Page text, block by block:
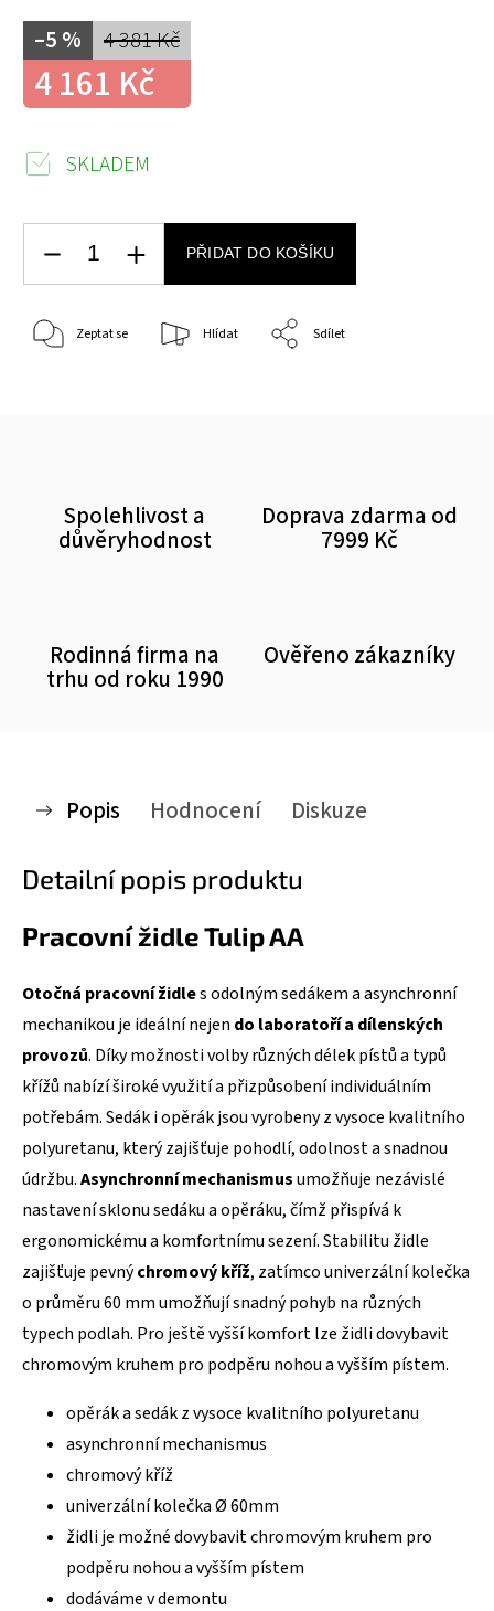
4 381 Kč
–5 %
4 161 Kč
SKLADEM
PŘIDAT DO KOŠÍKU
Zeptat se Hlídat Sdílet
Spolehlivost a
důvěryhodnost
Doprava zdarma od
7999 Kč
Rodinná firma na
trhu od roku 1990
Ověřeno zákazníky
Popis Hodnocení Diskuze
Detailní popis produktu
Pracovní židle Tulip AA
Otočná pracovní židles odolným sedákem a asynchronní
mechanikou je ideální nejen do laboratoří a dílenských
provozů. Díky možnosti volby různých délek pístů a typů
křížů nabízí široké využití a přizpůsobení individuálním
potřebám. Sedák i opěrák jsou vyrobeny z vysoce kvalitního
polyuretanu, který zajišťuje pohodlí, odolnost a snadnou
údržbu.Asynchronní mechanismusumožňuje nezávislé
nastavení sklonu sedáku a opěráku, čímž přispívá k
ergonomickému a komfortnímu sezení. Stabilitu židle
zajišťuje pevnýchromový kříž, zatímco univerzální kolečka
o průměru 60 mm umožňují snadný pohyb na různých
typech podlah. Pro ještě vyšší komfort lze židli dovybavit
chromovým kruhem pro podpěru nohou a vyšším pístem.
opěrák a sedák z vysoce kvalitního polyuretanu
asynchronní mechanismus
chromový kříž
univerzální kolečka Ø 60mm
židli je možné dovybavit chromovým kruhem pro
podpěru nohou a vyšším pístem
dodáváme v demontu